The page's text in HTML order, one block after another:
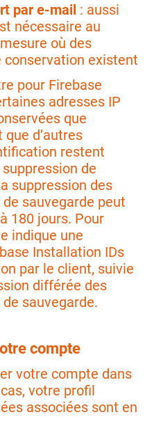
par e-mail : aussi
nécessaire au
où des
conservation existent
pour Firebase
adresses IP
que
d’autres
restent
de
suppression des
sauvegarde peut
180 jours. Pour
indique une
Installation IDs
par le client, suivie
différée des
sauvegarde.
compte
votre compte dans
votre profil
associées sont en